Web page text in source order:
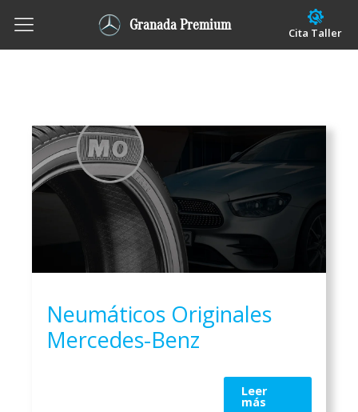
Granada Premium Cita Taller
Neumáticos Originales
Mercedes-Benz
Leer
más